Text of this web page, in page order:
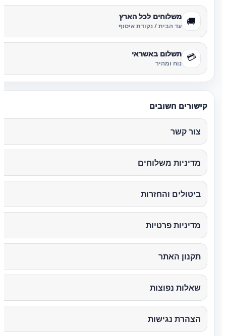
🚚 משלוחים לכל הארץ
עד הבית / נקודת איסוף
💳 תשלום באשראי
נוח ומהיר
קישורים חשובים
צור קשר
מדיניות משלוחים
ביטולים והחזרות
מדיניות פרטיות
תקנון האתר
שאלות נפוצות
הצהרת נגישות